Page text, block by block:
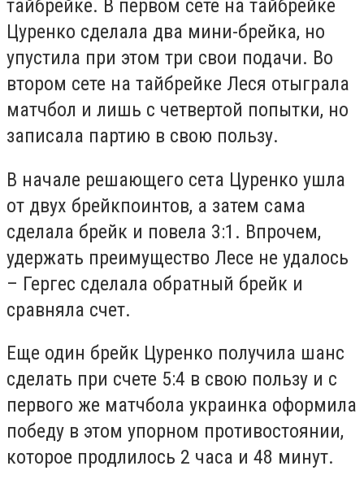
тайбрейке. В первом сете на тайбрейке
Цуренко сделала два мини-брейка, но
упустила при этом три свои подачи. Во
втором сете на тайбрейке Леся отыграла
матчбол и лишь с четвертой попытки, но
записала партию в свою пользу.
В начале решающего сета Цуренко ушла
от двух брейкпоинтов, а затем сама
сделала брейк и повела 3:1. Впрочем,
удержать преимущество Лесе не удалось
– Гергес сделала обратный брейк и
сравняла счет.
Еще один брейк Цуренко получила шанс
сделать при счете 5:4 в свою пользу и с
первого же матчбола украинка оформила
победу в этом упорном противостоянии,
которое продлилось 2 часа и 48 минут.